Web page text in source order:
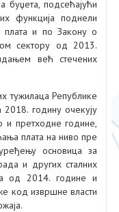
буџета, подсећајући
функција поднели
плата и по Закону о
сектору од 2013.
већ стечених
тужилаца Републике
годину очекују
и претходне године,
плата на ниво пре
основица за
и других сталних
од 2014. године и
код извршне власти